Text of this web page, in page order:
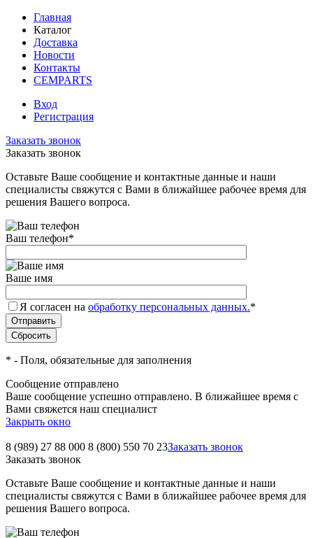
Главная
Каталог
Доставка
Новости
Контакты
CEMPARTS
Вход
Регистрация
Заказать звонок
Заказать звонок
Оставьте Ваше сообщение и контактные данные и наши
специалисты свяжутся с Вами в ближайшее рабочее время для
решения Вашего вопроса.
Ваш телефон*
Ваше имя
Я согласен на обработку персональных данных.*
* - Поля, обязательные для заполнения
Сообщение отправлено
Ваше сообщение успешно отправлено. В ближайшее время с
Вами свяжется наш специалист
Закрыть окно
8 (989) 27 88 000 8 (800) 550 70 23Заказать звонок
Заказать звонок
Оставьте Ваше сообщение и контактные данные и наши
специалисты свяжутся с Вами в ближайшее рабочее время для
решения Вашего вопроса.